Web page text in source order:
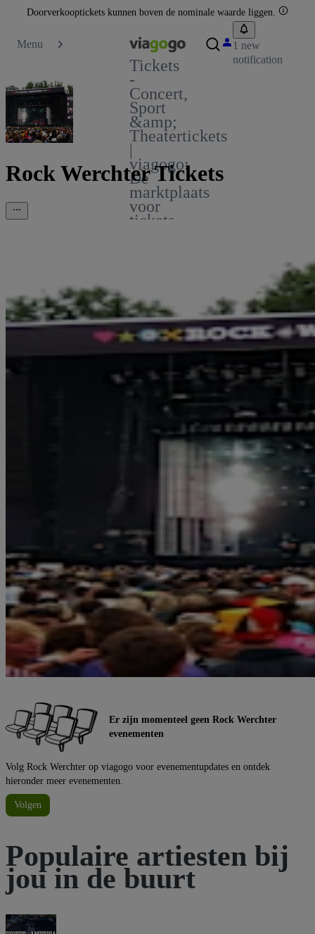
Doorverkooptickets kunnen boven de nominale waarde liggen.
Menu
Tickets
-
Concert,
Sport
&amp;
Theatertickets
|
viagogo:
De
marktplaats
voor
tickets
1 new
notification
Rock Werchter Tickets
Er zijn momenteel geen Rock Werchter
evenementen
Volg Rock Werchter op viagogo voor evenementupdates en ontdek
hieronder meer evenementen.
Volgen
Populaire artiesten bij
jou in de buurt